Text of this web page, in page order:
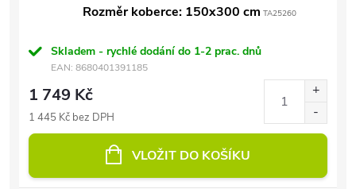
Rozměr koberce: 150x300 cm TA25260
Skladem - rychlé dodání do 1-2 prac. dnů
EAN: 8680401391185
1 749 Kč
1 445 Kč bez DPH
VLOŽIT DO KOŠÍKU